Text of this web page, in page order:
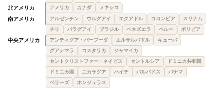
北アメリカ アメリカ カナダ メキシコ
南アメリカ アルゼンチン ウルグアイ エクアドル コロンビア
スリナム
チリ
パラグアイ ブラジル ベネズエラ ペルー ボリビア
中央アメリカ アンティグア・バーブーダ エルサルバドル
キューバ
グアテマラ
コスタリカ
ジャマイカ
セントクリストファー・ネイビス
セントルシア
ドミニカ共和国
ドミニカ国
ニカラグア ハイチ バルバドス
パナマ
ベリーズ
ホンジュラス